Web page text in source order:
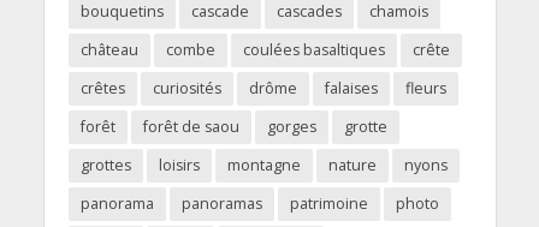
bouquetins
cascade cascades
chamois
château
combe coulées basaltiques
crête
crêtes
curiosités drôme falaises
fleurs
forêt
forêt de saou gorges
grotte
grottes
loisirs montagne nature
nyons
panorama
panoramas patrimoine
photo